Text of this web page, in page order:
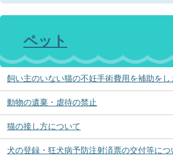
ペット
飼い主のいない猫の不妊手術費用を補助をし
動物の遺棄・虐待の禁止
猫の接し方について
犬の登録・狂犬病予防注射済票の交付等につ